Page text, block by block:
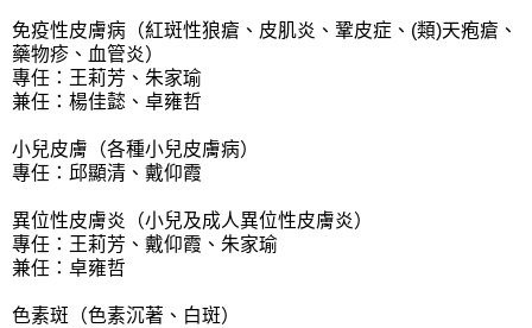
免疫性皮膚病（紅斑性狼瘡、皮肌炎、鞏皮症、(類)天疱瘡、
藥物疹、血管炎）
專任：王莉芳、朱家瑜
兼任：楊佳懿、卓雍哲
小兒皮膚（各種小兒皮膚病）
專任：邱顯清、戴仰霞
異位性皮膚炎（小兒及成人異位性皮膚炎）
專任：王莉芳、戴仰霞、朱家瑜
兼任：卓雍哲
色素斑（色素沉著、白斑）